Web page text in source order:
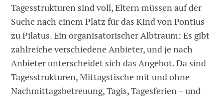
Tagesstrukturen sind voll, Eltern müssen auf der
Suche nach einem Platz für das Kind von Pontius
zu Pilatus. Ein organisatorischer Albtraum: Es gibt
zahlreiche verschiedene Anbieter, und je nach
Anbieter unterscheidet sich das Angebot. Da sind
Tagesstrukturen, Mittagstische mit und ohne
Nachmittagsbetreuung, Tagis, Tagesferien – und